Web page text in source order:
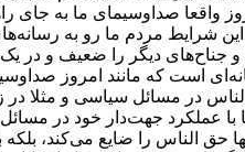
واقعا صداوسیمای ما به جای
شرایط مردم ما رو به
جناح‌های دیگر را ضعیف و در یک
است که مانند امروز
در مسائل سیاسی و مثلا در
با عملکرد جهت‌دار خود در
حق الناس را ضایع می‌کند،